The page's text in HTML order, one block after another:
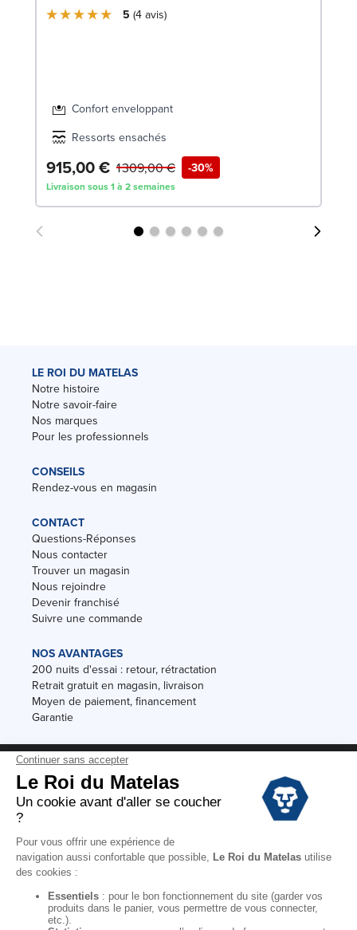
5 4 avis
Confort enveloppant
Ressorts ensachés
915,00 € -30%
1 309,00 €
Livraison sous 1 à 2 semaines
LE ROI DU MATELAS
Notre histoire
Notre savoir-faire
Nos marques
Pour les professionnels
CONSEILS
Rendez-vous en magasin
CONTACT
Questions-Réponses
Nous contacter
Trouver un magasin
Nous rejoindre
Devenir franchisé
Suivre une commande
NOS AVANTAGES
200 nuits d'essai : retour, rétractation
Retrait gratuit en magasin, livraison
Moyen de paiement, financement
Garantie
Conditions des offres
Black Friday
Destockage
Conditions Générales de vente magasin
Mentions Légales
Données personnelles